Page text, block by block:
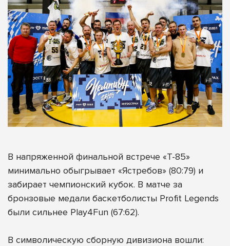
В напряженной финальной встрече «Т-85»
минимально обыгрывает «Ястребов» (80:79) и
забирает чемпионский кубок. В матче за
бронзовые медали баскетболисты Profit Legends
были сильнее Play4Fun (67:62).
В символическую сборную дивизиона вошли: